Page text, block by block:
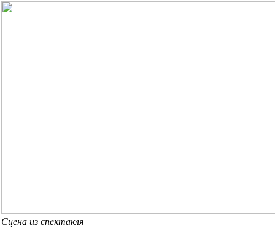
Сцена из спектакля